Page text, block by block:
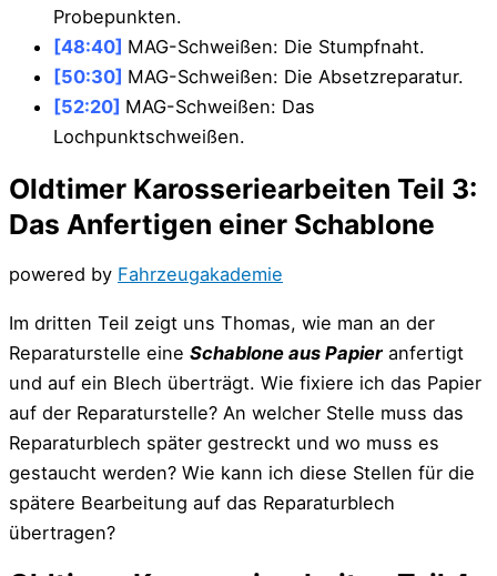
Probepunkten.
[48:40] MAG-Schweißen: Die Stumpfnaht.
[50:30] MAG-Schweißen: Die Absetzreparatur.
[52:20] MAG-Schweißen: Das
Lochpunktschweißen.
Oldtimer Karosseriearbeiten Teil 3:
Das Anfertigen einer Schablone
powered by Fahrzeugakademie
Im dritten Teil zeigt uns Thomas, wie man an der
Reparaturstelle eine Schablone aus Papier anfertigt
und auf ein Blech überträgt. Wie fixiere ich das Papier
auf der Reparaturstelle? An welcher Stelle muss das
Reparaturblech später gestreckt und wo muss es
gestaucht werden? Wie kann ich diese Stellen für die
spätere Bearbeitung auf das Reparaturblech
übertragen?